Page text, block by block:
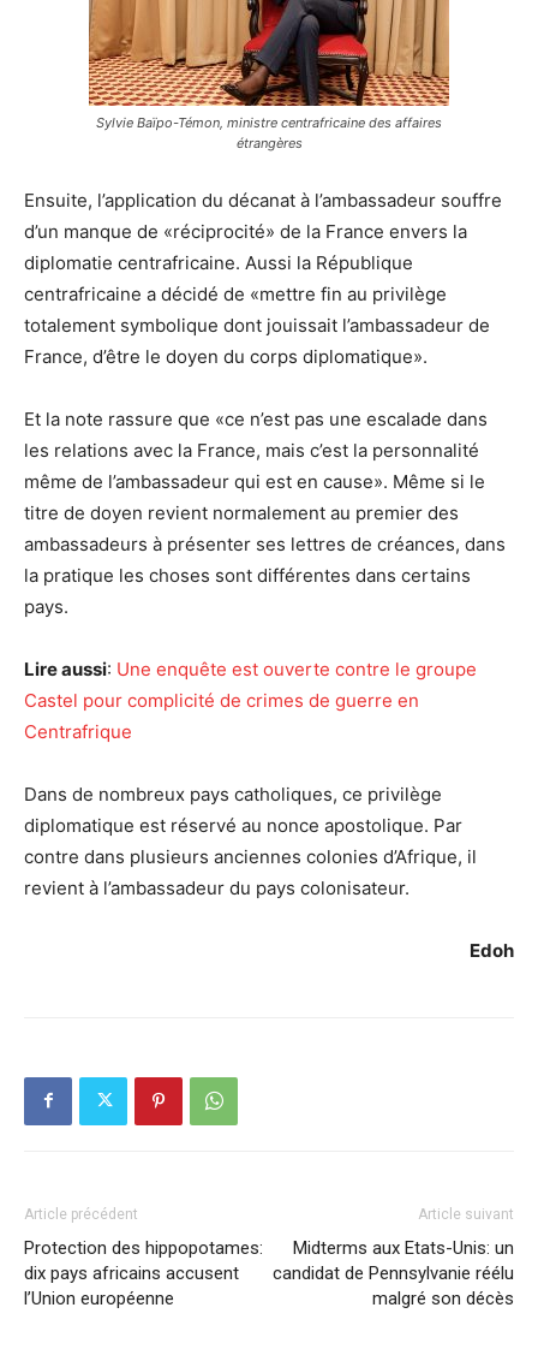
Sylvie Baïpo-Témon, ministre centrafricaine des affaires
étrangères
Ensuite, l’application du décanat à l’ambassadeur souffre
d’un manque de «réciprocité» de la France envers la
diplomatie centrafricaine. Aussi la République
centrafricaine a décidé de «mettre fin au privilège
totalement symbolique dont jouissait l’ambassadeur de
France, d’être le doyen du corps diplomatique».
Et la note rassure que «ce n’est pas une escalade dans
les relations avec la France, mais c’est la personnalité
même de l’ambassadeur qui est en cause». Même si le
titre de doyen revient normalement au premier des
ambassadeurs à présenter ses lettres de créances, dans
la pratique les choses sont différentes dans certains
pays.
Lire aussi: Une enquête est ouverte contre le groupe
Castel pour complicité de crimes de guerre en
Centrafrique
Dans de nombreux pays catholiques, ce privilège
diplomatique est réservé au nonce apostolique. Par
contre dans plusieurs anciennes colonies d’Afrique, il
revient à l’ambassadeur du pays colonisateur.
Edoh
Article précédent
Protection des hippopotames:
dix pays africains accusent
l’Union européenne
Article suivant
Midterms aux Etats-Unis: un
candidat de Pennsylvanie réélu
malgré son décès